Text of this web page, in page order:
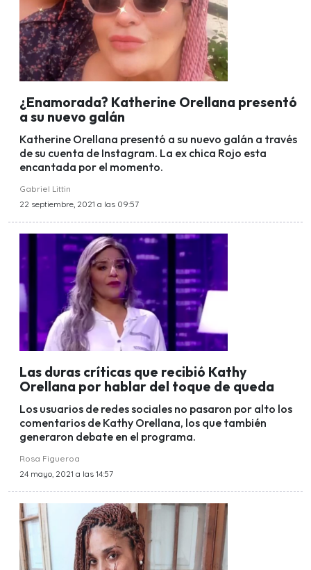
¿Enamorada? Katherine Orellana presentó
a su nuevo galán
Katherine Orellana presentó a su nuevo galán a través
de su cuenta de Instagram. La ex chica Rojo esta
encantada por el momento.
Gabriel Littin
22 septiembre, 2021 a las 09:57
Las duras críticas que recibió Kathy
Orellana por hablar del toque de queda
Los usuarios de redes sociales no pasaron por alto los
comentarios de Kathy Orellana, los que también
generaron debate en el programa.
Rosa Figueroa
24 mayo, 2021 a las 14:57